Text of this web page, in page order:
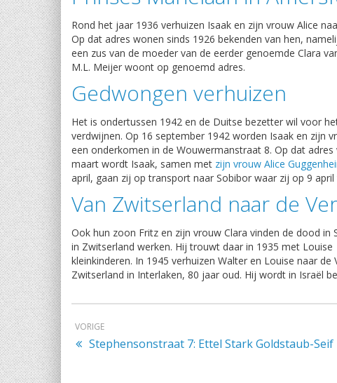
Rond het jaar 1936 verhuizen Isaak en zijn vrouw Alice
Op dat adres wonen sinds 1926 bekenden van hen,
een zus van de moeder van de eerder genoemde Clara
M.L. Meijer woont op genoemd adres.
Gedwongen verhuizen
Het is ondertussen 1942 en de Duitse bezetter wil voor
verdwijnen. Op 16 september 1942 worden Isaak en zijn
een onderkomen in de Wouwermanstraat 8. Op dat
maart wordt Isaak, samen met zijn vrouw Alice
april, gaan zij op transport naar Sobibor waar zij op 9
Van Zwitserland naar de
Ook hun zoon Fritz en zijn vrouw Clara vinden de dood
in Zwitserland werken. Hij trouwt daar in 1935 met Louise
kleinkinderen. In 1945 verhuizen Walter en Louise naar
Zwitserland in Interlaken, 80 jaar oud. Hij wordt in Israël
VORIGE
Stephensonstraat 7: Ettel Stark Goldstaub-Seif